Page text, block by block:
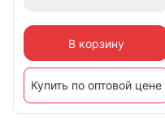
В корзину
Купить по оптовой цене